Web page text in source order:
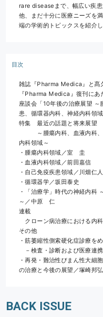
rare diseaseまで、幅広い疾
他、まだ十分に医療ニーズを
端の学術的トピックスを紹介し
目次
雑誌『Pharma Medica』と髙
『Pharma Medica』復刊にあ
座談会「10年後の治療展望
患、循環器内科、神経内科領域
特集　最近の話題と将来展望
～腫瘍内科、血液内科、
内科領域～
・腫瘍内科領域／室　圭
・血液内科領域／前田嘉信
・自己免疫疾患領域／川畑仁人
・循環器学／坂田泰史
・「治療学」時代の神経内科
～／中原　仁
連載
クローン病治療における内
その他
・筋萎縮性側索硬化症診療を
－検査・診断および医療連
・再発・難治性びまん性大細
の治療と今後の展望／塚崎邦弘
BACK ISSUE